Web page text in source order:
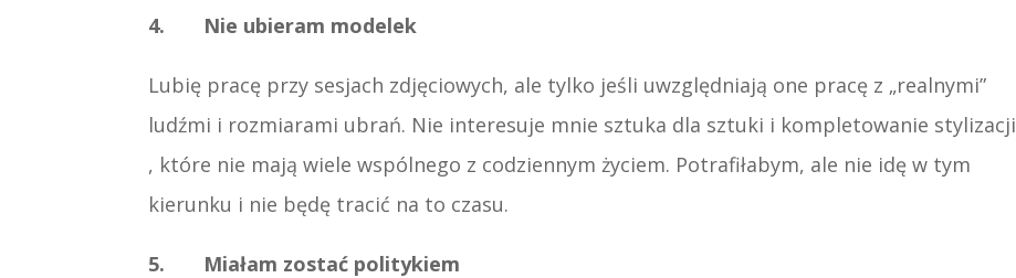
4. Nie ubieram modelek
Lubię pracę przy sesjach zdjęciowych, ale tylko jeśli uwzględniają one pracę z „realnymi”
ludźmi i rozmiarami ubrań. Nie interesuje mnie sztuka dla sztuki i kompletowanie stylizacji
, które nie mają wiele wspólnego z codziennym życiem. Potrafiłabym, ale nie idę w tym
kierunku i nie będę tracić na to czasu.
5. Miałam zostać politykiem